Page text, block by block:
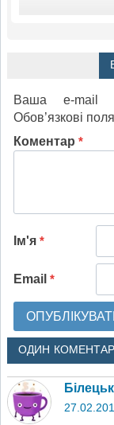
Ваша e-mail
Обов’язкові
Коментар *
Ім'я *
Email *
ОДИН КОМЕНТАР